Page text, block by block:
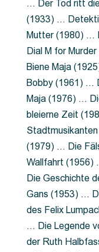
… Der Tod ritt
(1933) …
Mutter (1980) …
Dial M for
Biene Maja
Bobby (1961) …
Maja (1976) …
bleierne Zeit
(1979) … Die
Wallfahrt (1956)
Die Geschichte
Gans (1953) …
des Felix
… Die Legende
der Ruth